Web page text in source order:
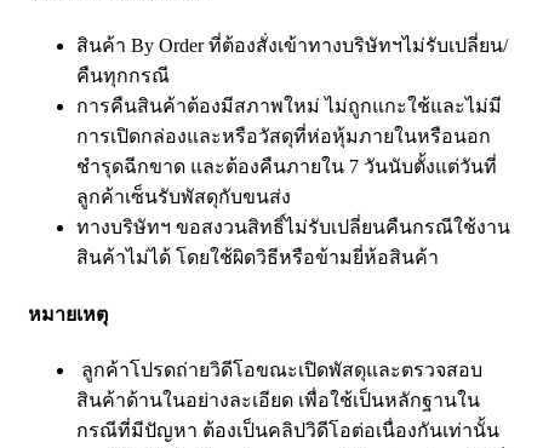
สินค้า By Order ที่ต้องสั่งเข้าทางบริษัทฯไม่รับเปลี่ยน/
คืนทุกกรณี
การคืนสินค้าต้องมีสภาพใหม่ ไม่ถูกแกะใช้และไม่มี
การเปิดกล่องและหรือวัสดุที่ห่อหุ้มภายในหรือนอก
ชำรุดฉีกขาด และต้องคืนภายใน 7 วันนับตั้งแต่วันที่
ลูกค้าเซ็นรับพัสดุกับขนส่ง
ทางบริษัทฯ ขอสงวนสิทธิ์ไม่รับเปลี่ยนคืนกรณีใช้งาน
สินค้าไม่ได้ โดยใช้ผิดวิธีหรือข้ามยี่ห้อสินค้า
หมายเหตุ
ลูกค้าโปรดถ่ายวิดีโอขณะเปิดพัสดุและตรวจสอบ
สินค้าด้านในอย่างละเอียด เพื่อใช้เป็นหลักฐานใน
กรณีที่มีปัญหา ต้องเป็นคลิปวิดีโอต่อเนื่องกันเท่านั้น